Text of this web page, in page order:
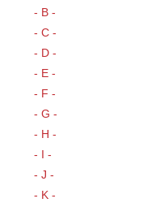
- B -
- C -
- D -
- E -
- F -
- G -
- H -
- I -
- J -
- K -